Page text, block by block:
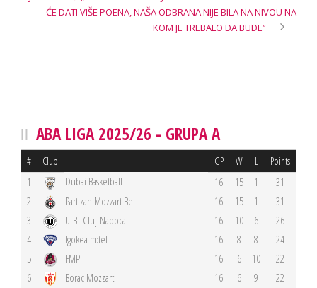
ĆE DATI VIŠE POENA, NAŠA ODBRANA NIJE BILA NA NIVOU NA
KOM JE TREBALO DA BUDE“
ABA LIGA 2025/26 - GRUPA A
# Club GP W L Points
1 Dubai Basketball 16 15 1
31
2
Partizan Mozzart Bet 16 15 1
31
3
U-BT Cluj-Napoca 16 10 6
26
4
Igokea m:tel 16 8 8
24
5
FMP 16 6 10
22
6
Borac Mozzart 16 6 9
22